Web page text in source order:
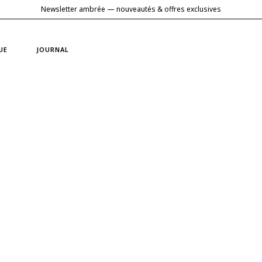
Newsletter ambrée — nouveautés & offres exclusives
JOURNAL